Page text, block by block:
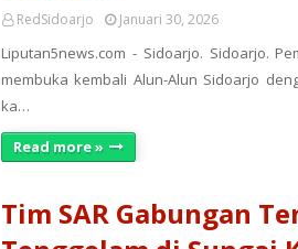
RedSidoarjo Januari 30, 2026
Liputan5news.com - Sidoarjo. Sidoarjo.
membuka kembali Alun-Alun Sidoarjo
ka…
Read more »
Tim SAR Gabungan